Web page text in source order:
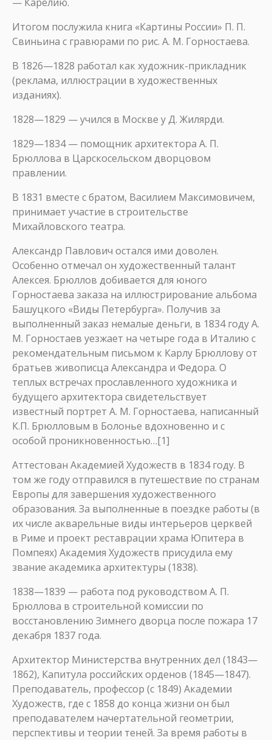
Итогом послужила книга «Картины России» П. П.
Свиньина с гравюрами по рис. А. М. Горностаева.
В 1826—1828 работал как художник-прикладник
(реклама, иллюстрации в художественных
изданиях).
1828—1829 — учился в Москве у Д. Жилярди.
1829—1834 — помощник архитектора А. П.
Брюллова в Царскосельском дворцовом
правлении.
В 1831 вместе с братом, Василием Максимовичем,
принимает участие в строительстве
Михайловского театра.
Александр Павлович остался ими доволен.
Особенно отмечал он художественный талант
Алексея. Брюллов добивается для юного
Горностаева заказа на иллюстрирование альбома
Башуцкого «Виды Петербурга». Получив за
выполненный заказ немалые деньги, в 1834 году А.
М. Горностаев уезжает на четыре года в Италию с
рекомендательным письмом к Карлу Брюллову от
братьев живописца Александра и Федора. О
теплых встречах прославленного художника и
будущего архитектора свидетельствует
известный портрет А. М. Горностаева, написанный
К.П. Брюлловым в Болонье вдохновенно и с
особой проникновенностью…[1]
Аттестован Академией Художеств в 1834 году. В
том же году отправился в путешествие по странам
Европы для завершения художественного
образования. За выполненные в поездке работы (в
их числе акварельные виды интерьеров церквей
в Риме и проект реставрации храма Юпитера в
Помпеях) Академия Художеств присудила ему
звание академика архитектуры (1838).
1838—1839 — работа под руководством А. П.
Брюллова в строительной комиссии по
восстановлению Зимнего дворца после пожара 17
декабря 1837 года.
Архитектор Министерства внутренних дел (1843—
1862), Капитула российских орденов (1845—1847).
Преподаватель, профессор (с 1849) Академии
Художеств, где с 1858 до конца жизни он был
преподавателем начертательной геометрии,
перспективы и теории теней. За время работы в